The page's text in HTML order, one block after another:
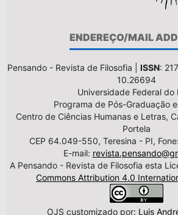
ENDEREÇO/MAIL
Pensando - Revista de Filosofia | ISSN:
10.26694
Universidade Federal do
Programa de Pós-Graduação
Centro de Ciências Humanas e Letras,
Portela
CEP 64.049-550, Teresina - PI,
E-mail:
A Pensando - Revista de Filosofia esta
Commons Attribution 4.0
OJS customizado por: Luis